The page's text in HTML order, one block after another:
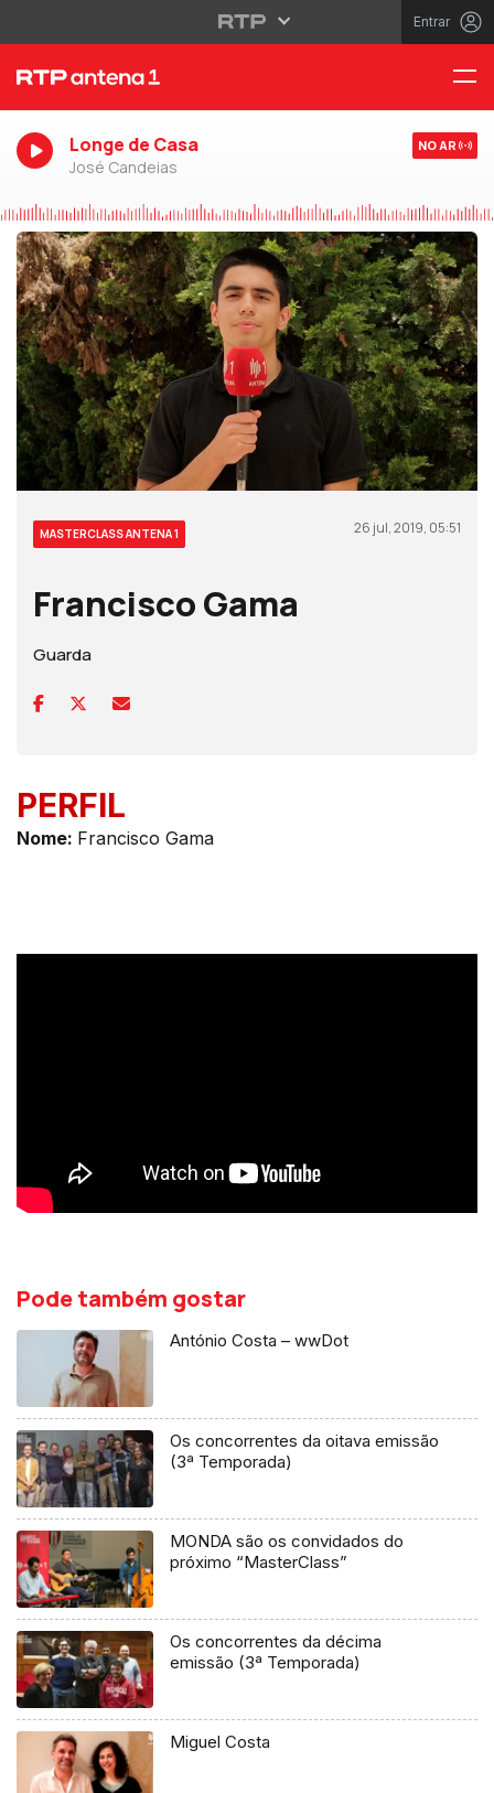
Entrar
Longe de Casa
José Candeias
NO AR
MASTERCLASS ANTENA 1 26 jul, 2019, 05:51
Francisco Gama
Guarda
PERFIL
Nome: Francisco Gama
Pode também gostar
António Costa – wwDot
Os concorrentes da oitava emissão
(3ª Temporada)
MONDA são os convidados do
próximo “MasterClass”
Os concorrentes da décima
emissão (3ª Temporada)
Miguel Costa